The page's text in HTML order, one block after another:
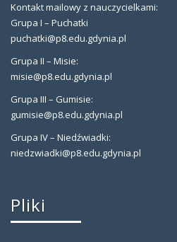
Kontakt mailowy z nauczycielkami:
Grupa I – Puchatki
puchatki@p8.edu.gdynia.pl
Grupa II – Misie:
misie@p8.edu.gdynia.pl
Grupa III – Gumisie:
gumisie@p8.edu.gdynia.pl
Grupa IV – Niedźwiadki:
niedzwiadki@p8.edu.gdynia.pl
Pliki